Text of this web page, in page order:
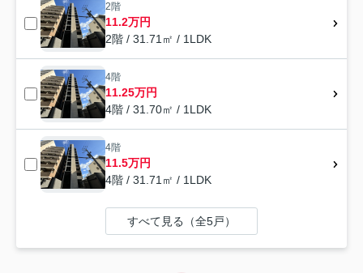
2階
11.2万円
2階 / 31.71㎡ / 1LDK
4階
11.25万円
4階 / 31.70㎡ / 1LDK
4階
11.5万円
4階 / 31.71㎡ / 1LDK
すべて見る（全5戸）